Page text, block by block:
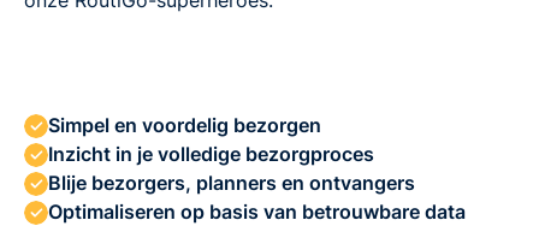
Simpel en voordelig bezorgen
Inzicht in je volledige bezorgproces
Blije bezorgers, planners en ontvangers
Optimaliseren op basis van betrouwbare data